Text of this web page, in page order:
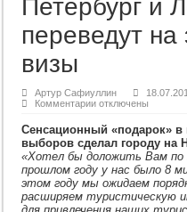
Петербург и
переведут на
визы
Артур Сафиуллин
Комментариик
Теперь
турист
попрет!
Петербург
и
Ленобласть
переведут
на
электронные
отключены
Сенсационный «подарок» в
выборов сделал городу на
«Хотел бы доложить Вам по
прошлом году у нас было 8
этом году мы ожидаем
расширяем туристическую